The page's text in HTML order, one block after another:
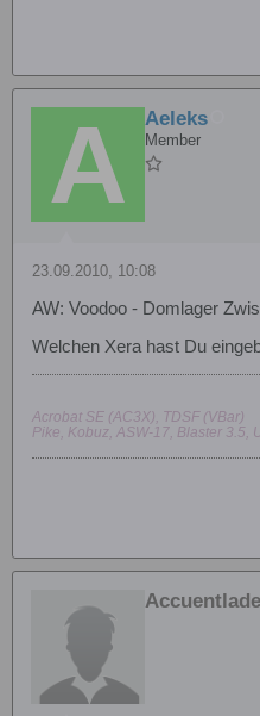
Aeleks
Member
23.09.2010, 10:08
AW: Voodoo - Domlager
Welchen Xera hast Du
Acrobat SE (AC3X), TDSF (VBar)
Pike, Kobuz, ASW-17, Blaster 3.5,